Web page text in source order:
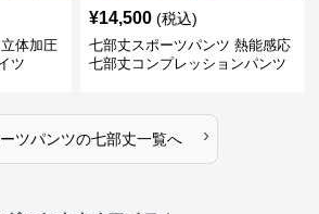
体加圧
ツ
¥14,500 (税込)
七部丈スポーツパンツ 熱能感応
七部丈コンプレッションパンツ
ツパンツの七部丈一覧へ ›